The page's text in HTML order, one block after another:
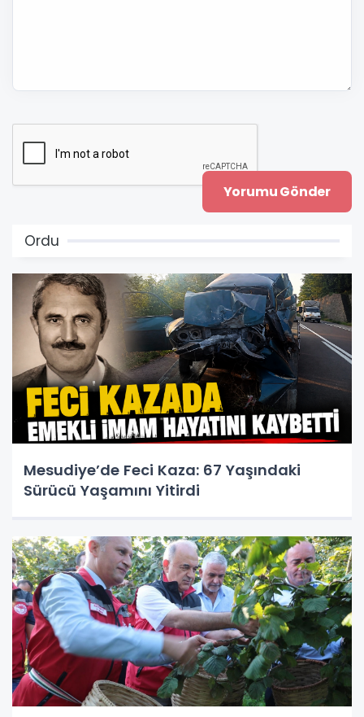
Ordu
Mesudiye’de Feci Kaza: 67 Yaşındaki
Sürücü Yaşamını Yitirdi